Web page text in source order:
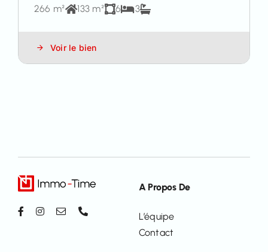
266 m² 133 m² 6 3
Voir le bien
A Propos De
L’équipe
Contact